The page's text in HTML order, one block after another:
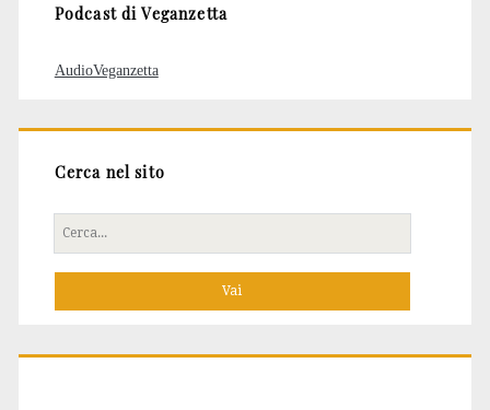
Podcast di Veganzetta
AudioVeganzetta
Cerca nel sito
Cerca
per: